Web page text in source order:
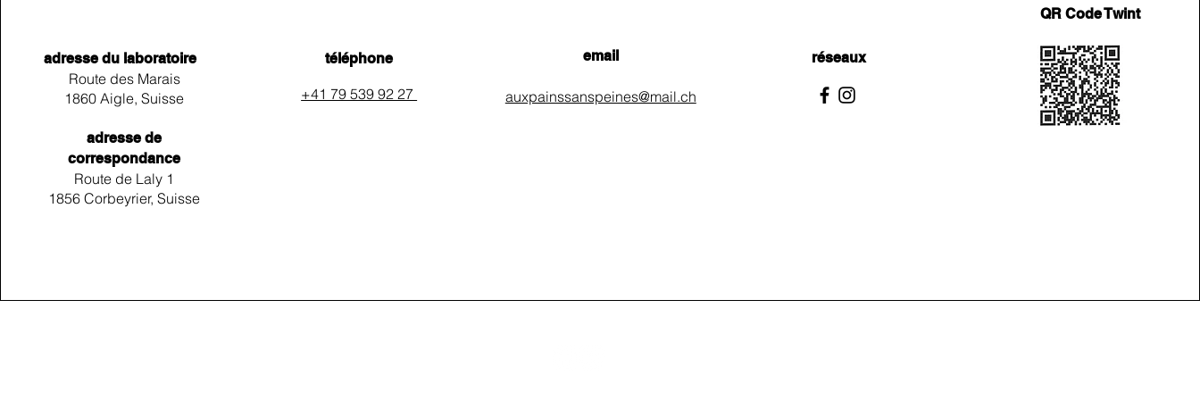
adresse du laboratoire
Route des Marais
1860 Aigle, Suisse
adresse de
correspondance
Route de Laly 1
1856 Corbeyrier, Suisse
téléphone
+41 79 539 92 27
email
auxpainssanspeines@mail.ch
réseaux
QR Code Twint